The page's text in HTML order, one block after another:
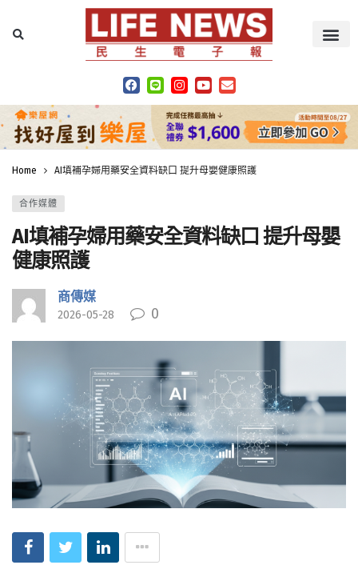
Home AI填補孕婦用藥安全資料缺口 提升母嬰健康照護
合作媒體
AI填補孕婦用藥安全資料缺口 提升母嬰
健康照護
商傳媒
2026-05-28 0